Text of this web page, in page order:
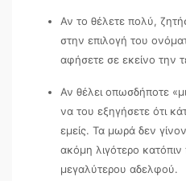
Αν το θέλετε πολύ,
στην επιλογή του
αφήσετε σε εκείνο την
Αν θέλει οπωσδήποτε
να του εξηγήσετε ότι
εμείς. Τα μωρά δεν
ακόμη λιγότερο κατόπιν
μεγαλύτερου αδελφού.